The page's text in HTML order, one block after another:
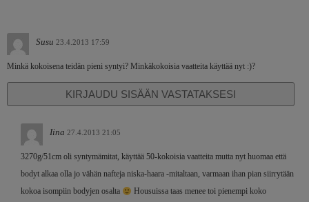
Susu 23.4.2013 17:59
Minkä kokoisena teidän pieni syntyi? Minkäkokoisia vaatteita käyttää nyt :)?
KIRJAUDU SISÄÄN VASTATAKSESI
Iina 27.4.2013 21:05
3270g/51cm oli syntymämitat, käyttää 50-kokoisia vaatteita mutta nyt huomaa että
bodyt alkaa olla jo vähän nafteja niska-haara -mitaltaan, varmaan ihan pian siirrytään
kokoa isompiin bodyjen osalta
Housuissa taas menee toi pienempi koko